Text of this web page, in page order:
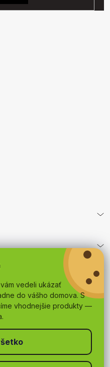
vedeli ukázať
do vášho domova. S
vhodnejšie produkty —